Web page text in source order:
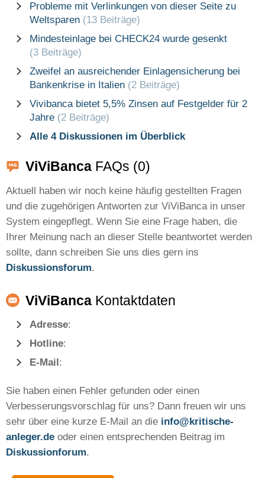
Probleme mit Verlinkungen von dieser Seite zu
Weltsparen (13 Beiträge)
Mindesteinlage bei CHECK24 wurde gesenkt
(3 Beiträge)
Zweifel an ausreichender Einlagensicherung bei
Bankenkrise in Italien (2 Beiträge)
Vivibanca bietet 5,5% Zinsen auf Festgelder für 2
Jahre (2 Beiträge)
Alle 4 Diskussionen im Überblick
ViViBanca FAQs (0)
Aktuell haben wir noch keine häufig gestellten Fragen
und die zugehörigen Antworten zur ViViBanca in unser
System eingepflegt. Wenn Sie eine Frage haben, die
Ihrer Meinung nach an dieser Stelle beantwortet werden
sollte, dann schreiben Sie uns dies gern ins
Diskussionsforum.
ViViBanca Kontaktdaten
Adresse:
Hotline:
E-Mail:
Sie haben einen Fehler gefunden oder einen
Verbesserungsvorschlag für uns? Dann freuen wir uns
sehr über eine kurze E-Mail an die info@kritische-
anleger.de oder einen entsprechenden Beitrag im
Diskussionforum.